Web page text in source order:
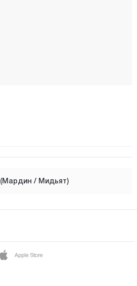
(Мардин / Мидьят)
Apple Store